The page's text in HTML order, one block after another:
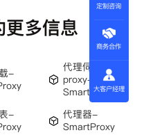
更多信息
-
代理伺服器
proxy-
SmartProxy
-
代理器-
SmartProxy
定制咨询
商务合作
大客户经理